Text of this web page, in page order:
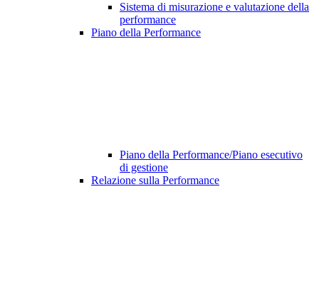
Sistema di misurazione e valutazione della
performance
Piano della Performance
Piano della Performance/Piano esecutivo
di gestione
Relazione sulla Performance